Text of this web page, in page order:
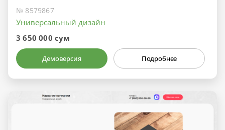
№ 8579867
Универсальный дизайн
3 650 000 сум
Демоверсия Подробнее